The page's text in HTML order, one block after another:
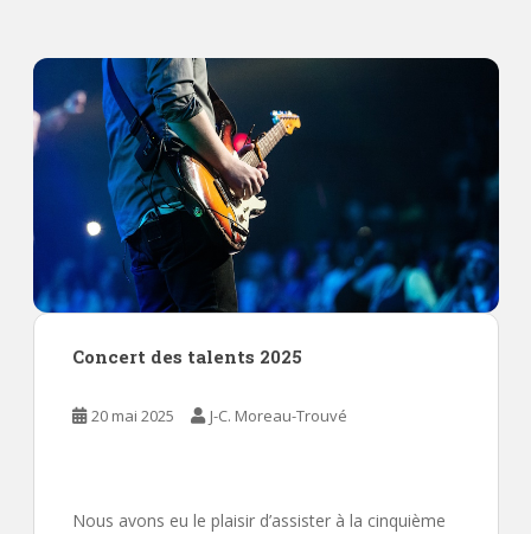
Concert des talents 2025
20 mai 2025 J-C. Moreau-Trouvé
Nous avons eu le plaisir d’assister à la cinquième